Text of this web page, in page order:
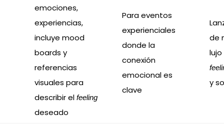
emociones,
experiencias,
incluye mood
boards y
referencias
visuales para
describir el feeling
deseado
Para eventos
experienciales
donde la
conexión
emocional es
clave
de
y